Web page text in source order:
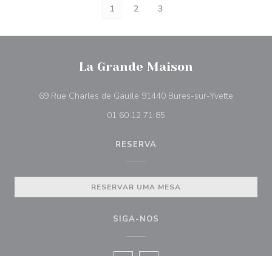
1 2 3
La Grande Maison
69 Rue Charles de Gaulle 91440 Bures-sur-Yvette
01 60 12 71 85
RESERVA
RESERVAR UMA MESA
SIGA-NOS